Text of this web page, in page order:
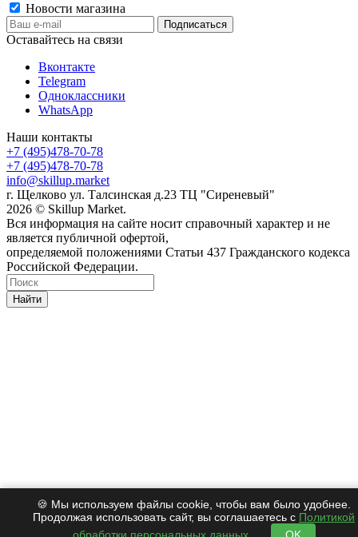
Новости магазина
Оставайтесь на связи
Вконтакте
Telegram
Одноклассники
WhatsApp
Наши контакты
+7 (495)478-70-78
+7 (495)478-70-78
info@skillup.market
г. Щелково ул. Талсинская д.23 ТЦ "Сиреневый"
2026 © Skillup Market.
Вся информация на сайте носит справочный характер и не
является публичной офертой,
определяемой положениями Статьи 437 Гражданского кодекса
Российской Федерации.
Найти
🍪 Мы используем файлы cookie, чтобы вам было удобнее.
Продолжая использовать сайт, вы соглашаетесь с Политикой